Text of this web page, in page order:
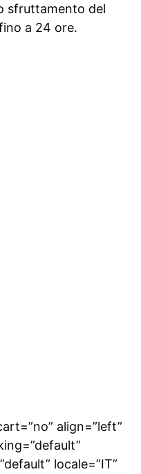
sfruttamento del
a 24 ore.
align=”left”
locale=”IT”